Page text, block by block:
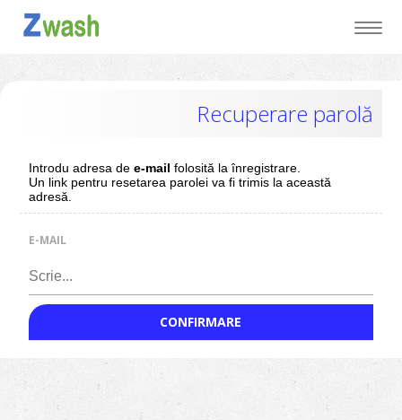
Recuperare parolă
Introdu adresa dee-mail folosită la înregistrare.
Un link pentru resetarea parolei va fi trimis la această
adresă.
E-MAIL
CONFIRMARE